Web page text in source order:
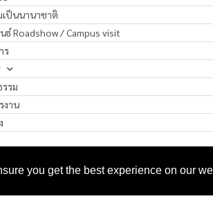
you get the best experience on our
เป็นนานาชาติ
Roadshow / Campus visit
ร
รม
งาน